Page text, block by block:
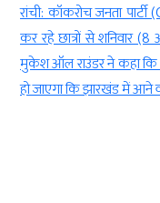
रांची: कॉकरोच जनता
कर रहे छात्रों से शनिवार
मुकेश ऑल राउंडर ने कहा
हो जाएगा कि झारखंड में आने